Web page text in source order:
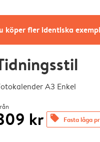
köper fler identiska
A3 Enkel
kr offers Fasta låga